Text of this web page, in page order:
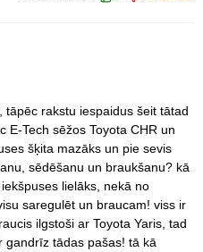
rakstu iespaidus šeit tātad
E-Tech sēžos Toyota CHR un
šķita mazāks un pie sevis
sēdēšanu un braukšanu? kā
lielāks, nekā no
saregulēt un braucam! viss ir
ilgstoši ar Toyota Yaris, tad
tādas pašas! tā kā